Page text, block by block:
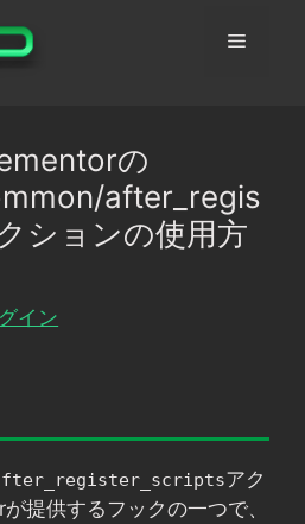
メ
の
after_regis
ションの使用方
イン
after_register_scriptsアク
提供するフックの一つで、